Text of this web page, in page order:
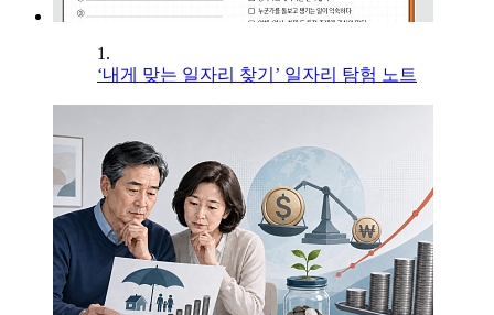
1.
‘내게 맞는 일자리 찾기’ 일자리 탐험 노트